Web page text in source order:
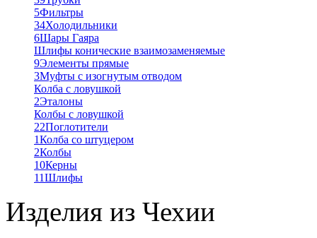
5Фильтры
34Холодильники
6Шары Гаяра
Шлифы конические взаимозаменяемые
9Элементы прямые
3Муфты с изогнутым отводом
Колба с ловушкой
2Эталоны
Колбы с ловушкой
22Поглотители
1Колба со штуцером
2Колбы
10Керны
11Шлифы
Изделия из Чехии